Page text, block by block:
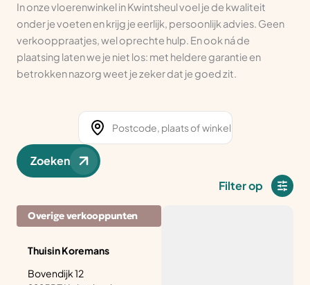
In onze vloerenwinkel in Kwintsheul voel je de kwaliteit
onder je voeten en krijg je eerlijk, persoonlijk advies. Geen
verkooppraatjes, wel oprechte hulp. En ook ná de
plaatsing laten we je niet los: met heldere garantie en
betrokken nazorg weet je zeker dat je goed zit.
Zoeken
Filter op
Overige verkooppunten
Thuisin Koremans
Bovendijk 12